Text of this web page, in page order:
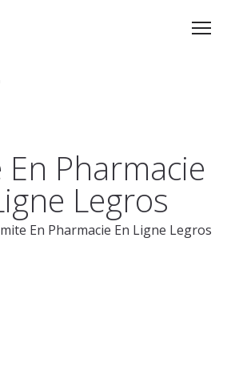
En Pharmacie
Legros
En Pharmacie En Ligne Legros